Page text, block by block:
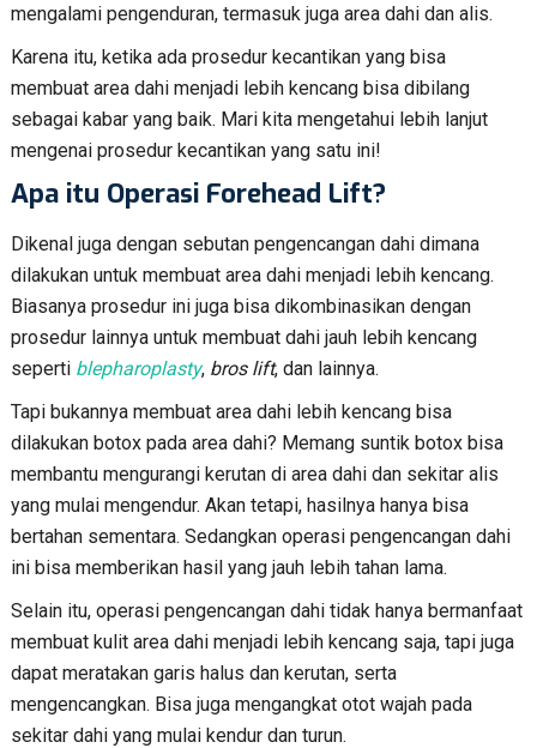
mengalami pengenduran, termasuk juga area dahi dan alis.
Karena itu, ketika ada prosedur kecantikan yang bisa
membuat area dahi menjadi lebih kencang bisa dibilang
sebagai kabar yang baik. Mari kita mengetahui lebih lanjut
mengenai prosedur kecantikan yang satu ini!
Apa itu Operasi Forehead Lift?
Dikenal juga dengan sebutan pengencangan dahi dimana
dilakukan untuk membuat area dahi menjadi lebih kencang.
Biasanya prosedur ini juga bisa dikombinasikan dengan
prosedur lainnya untuk membuat dahi jauh lebih kencang
seperti blepharoplasty, bros lift, dan lainnya.
Tapi bukannya membuat area dahi lebih kencang bisa
dilakukan botox pada area dahi? Memang suntik botox bisa
membantu mengurangi kerutan di area dahi dan sekitar alis
yang mulai mengendur. Akan tetapi, hasilnya hanya bisa
bertahan sementara. Sedangkan operasi pengencangan dahi
ini bisa memberikan hasil yang jauh lebih tahan lama.
Selain itu, operasi pengencangan dahi tidak hanya bermanfaat
membuat kulit area dahi menjadi lebih kencang saja, tapi juga
dapat meratakan garis halus dan kerutan, serta
mengencangkan. Bisa juga mengangkat otot wajah pada
sekitar dahi yang mulai kendur dan turun.